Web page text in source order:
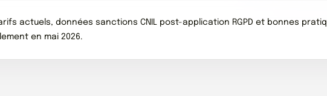
actuels, données sanctions CNIL post-application RGPD et bonnes
en mai 2026.